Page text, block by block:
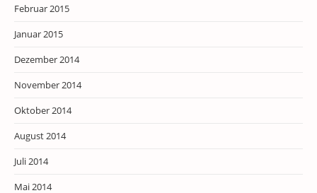
Februar 2015
Januar 2015
Dezember 2014
November 2014
Oktober 2014
August 2014
Juli 2014
Mai 2014